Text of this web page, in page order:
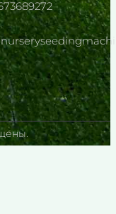
цветочного
питомника